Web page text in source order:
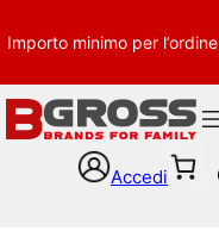
Importo minimo per l’ordine
Accedi